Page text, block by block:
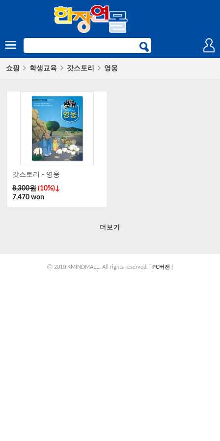
쇼핑 학생교육 갓스토리 영웅
갓스토리 - 영웅
8,300원 (10%)↓
7,470 won
더보기
ⓒ 2010 KMINDMALL. All rights reserved. PC버전